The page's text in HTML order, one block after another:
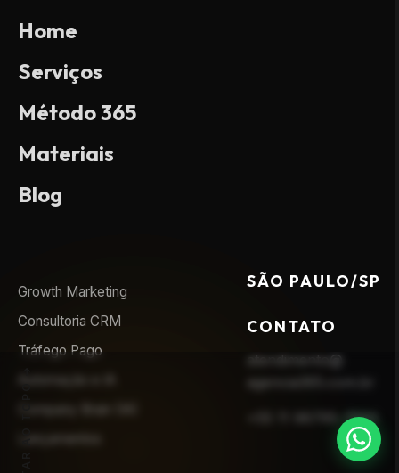
VOLTAR AO TOPO
Home
Serviços
Método 365
Materiais
Blog
Growth Marketing
Consultoria CRM
Tráfego Pago
SÃO PAULO/SP
CONTATO
atendimento@
+55 11 96795-7593